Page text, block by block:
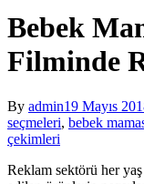
Bebek
Filminde
By admin19 Mayıs
seçmeleri, bebek
çekimleri
Reklam sektörü her